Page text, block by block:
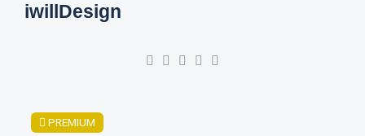
iwillDesign
PREMIUM